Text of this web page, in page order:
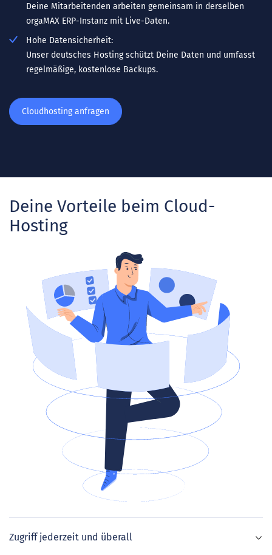
Deine Mitarbeitenden arbeiten gemeinsam in derselben
orgaMAX ERP-Instanz mit Live-Daten.
Hohe Datensicherheit:
Unser deutsches Hosting schützt Deine Daten und umfasst
regelmäßige, kostenlose Backups.
Cloudhosting anfragen
Deine Vorteile beim Cloud-
Hosting
Zugriff jederzeit und überall